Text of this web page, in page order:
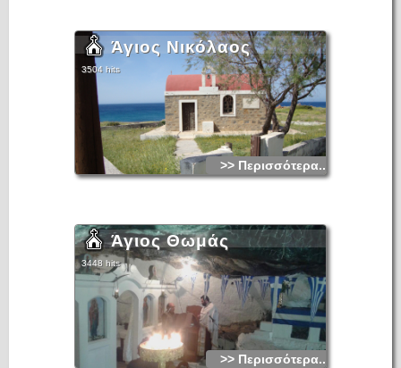
Άγιος Νικόλαος
3504 hits
>> Περισσότερα...
Άγιος Θωμάς
3448 hits
>> Περισσότερα...